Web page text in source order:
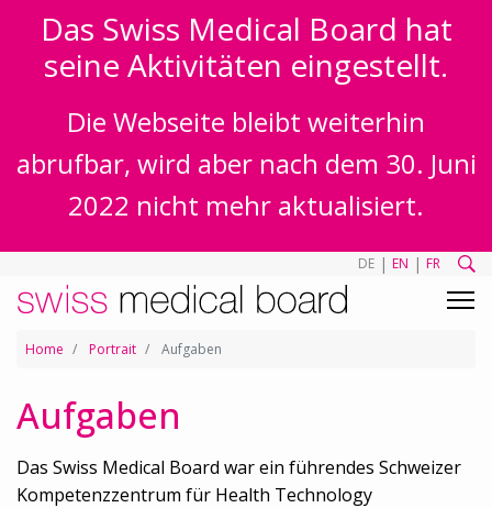
Das Swiss Medical Board hat
seine Aktivitäten eingestellt.
Die Webseite bleibt weiterhin
abrufbar, wird aber nach dem 30. Juni
2022 nicht mehr aktualisiert.
DE | EN | FR
Home Portrait Aufgaben
Aufgaben
Das Swiss Medical Board war ein führendes Schweizer
Kompetenzzentrum für Health Technology